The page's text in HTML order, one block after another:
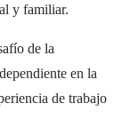
y familiar.
de la
en la
de trabajo